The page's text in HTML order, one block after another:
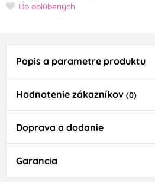
Do obľúbených
Popis a parametre produktu
Hodnotenie zákazníkov (0)
Doprava a dodanie
Garancia